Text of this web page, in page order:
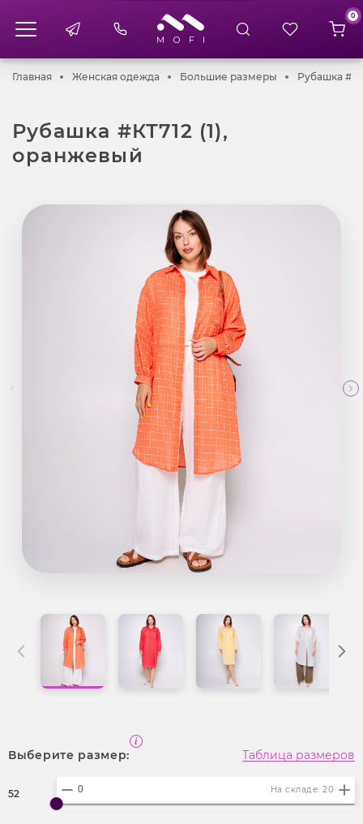
0
ГлавнаяГлавнаяЖенская одежда Женская одежда
Большие размеры Большие
Рубашка
Рубашка #КТ712 (1),
оранжевый
Выберите размер: Таблица размеров
52 На складе: 20